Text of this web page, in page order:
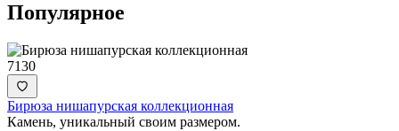
Популярное
7130
Бирюза нишапурская коллекционная
Камень, уникальный своим размером.